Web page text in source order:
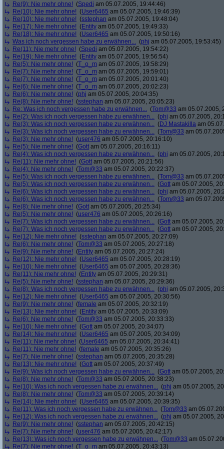
Re(9): Nie mehr ohne! (Spedi am 05.07.2005, 19:44:46)
Re(10): Nie mehr ohne! (User6465 am 05.07.2005, 19:46:39)
Re(10): Nie mehr ohne! (sstephan am 05.07.2005, 19:48:04)
Re(17): Nie mehr ohne! (Entity am 05.07.2005, 19:49:33)
Re(18): Nie mehr ohne! (User6465 am 05.07.2005, 19:50:16)
Was ich noch vergessen habe zu erwähnen... (phj am 05.07.2005, 19:53:45)
Re(11): Nie mehr ohne! (Spedi am 05.07.2005, 19:54:22)
Re(19): Nie mehr ohne! (Entity am 05.07.2005, 19:56:54)
Re(5): Nie mehr ohne! (T_o_m am 05.07.2005, 19:58:29)
Re(7): Nie mehr ohne! (T_o_m am 05.07.2005, 19:59:01)
Re(7): Nie mehr ohne! (T_o_m am 05.07.2005, 20:01:40)
Re(6): Nie mehr ohne! (T_o_m am 05.07.2005, 20:02:23)
Re(6): Nie mehr ohne! (phj am 05.07.2005, 20:04:35)
Re(8): Nie mehr ohne! (sstephan am 05.07.2005, 20:05:23)
Re: Was ich noch vergessen habe zu erwähnen... (Tom@33 am 05.07.2005,
Re(2): Was ich noch vergessen habe zu erwähnen... (phj am 05.07.2005,
Re(3): Was ich noch vergessen habe zu erwähnen... (DJ Mastakilla am
Re(3): Was ich noch vergessen habe zu erwähnen... (Tom@33 am
Re(3): Nie mehr ohne! (user476 am 05.07.2005, 20:16:10)
Re(5): Nie mehr ohne! (Gott am 05.07.2005, 20:16:11)
Re(4): Was ich noch vergessen habe zu erwähnen... (phj am 05.07.2005,
Re(11): Nie mehr ohne! (Gott am 05.07.2005, 20:21:56)
Re(4): Nie mehr ohne! (Tom@33 am 05.07.2005, 20:22:37)
Re(5): Was ich noch vergessen habe zu erwähnen... (Tom@33 am
Re(5): Was ich noch vergessen habe zu erwähnen... (Gott am 05.07.2005,
Re(6): Was ich noch vergessen habe zu erwähnen... (phj am 05.07.2005,
Re(6): Was ich noch vergessen habe zu erwähnen... (Tom@33 am
Re(8): Nie mehr ohne! (Gott am 05.07.2005, 20:25:34)
Re(5): Nie mehr ohne! (user476 am 05.07.2005, 20:26:16)
Re(7): Was ich noch vergessen habe zu erwähnen... (Gott am 05.07.2005,
Re(7): Was ich noch vergessen habe zu erwähnen... (Gott am 05.07.2005,
Re(12): Nie mehr ohne! (sstephan am 05.07.2005, 20:27:09)
Re(6): Nie mehr ohne! (Tom@33 am 05.07.2005, 20:27:18)
Re(9): Nie mehr ohne! (Entity am 05.07.2005, 20:27:24)
Re(12): Nie mehr ohne! (User6465 am 05.07.2005, 20:28:19)
Re(10): Nie mehr ohne! (User6465 am 05.07.2005, 20:28:36)
Re(11): Nie mehr ohne! (Entity am 05.07.2005, 20:29:31)
Re(5): Nie mehr ohne! (sstephan am 05.07.2005, 20:29:36)
Re(8): Was ich noch vergessen habe zu erwähnen... (phj am 05.07.2005,
Re(12): Nie mehr ohne! (User6465 am 05.07.2005, 20:30:56)
Re(9): Nie mehr ohne! (female am 05.07.2005, 20:32:19)
Re(13): Nie mehr ohne! (Entity am 05.07.2005, 20:33:09)
Re(6): Nie mehr ohne! (Tom@33 am 05.07.2005, 20:33:33)
Re(10): Nie mehr ohne! (Gott am 05.07.2005, 20:34:07)
Re(14): Nie mehr ohne! (User6465 am 05.07.2005, 20:34:09)
Re(11): Nie mehr ohne! (User6465 am 05.07.2005, 20:34:41)
Re(11): Nie mehr ohne! (female am 05.07.2005, 20:35:26)
Re(7): Nie mehr ohne! (sstephan am 05.07.2005, 20:35:28)
Re(13): Nie mehr ohne! (Gott am 05.07.2005, 20:37:49)
Re(9): Was ich noch vergessen habe zu erwähnen... (Gott am 05.07.2005,
Re(8): Nie mehr ohne! (Tom@33 am 05.07.2005, 20:38:23)
Re(10): Was ich noch vergessen habe zu erwähnen... (phj am 05.07.2005,
Re(8): Nie mehr ohne! (Tom@33 am 05.07.2005, 20:39:14)
Re(14): Nie mehr ohne! (User6465 am 05.07.2005, 20:39:35)
Re(11): Was ich noch vergessen habe zu erwähnen... (Tom@33 am
Re(12): Was ich noch vergessen habe zu erwähnen... (phj am 05.07.2005,
Re(9): Nie mehr ohne! (sstephan am 05.07.2005, 20:42:15)
Re(7): Nie mehr ohne! (user476 am 05.07.2005, 20:42:17)
Re(13): Was ich noch vergessen habe zu erwähnen... (Tom@33 am
Re(7): Nie mehr ohne! (T_o_m am 05.07.2005, 20:43:13)